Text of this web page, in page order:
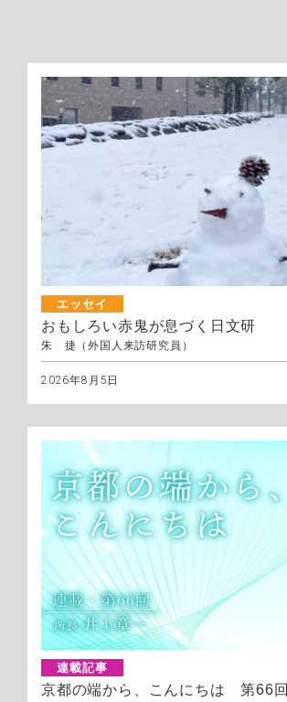
エッセイ
おもしろい赤鬼が息づく日文研
朱 捷（外国人来訪研究員）
2026年8月5日
連載記事
京都の端から、こんにちは 第66回